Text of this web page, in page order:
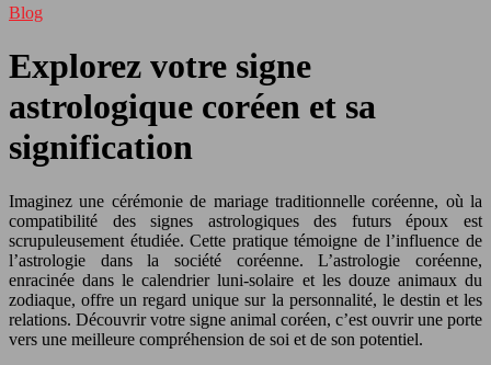
Blog
Explorez votre signe
astrologique coréen et sa
signification
Imaginez une cérémonie de mariage traditionnelle coréenne, où la
compatibilité des signes astrologiques des futurs époux est
scrupuleusement étudiée. Cette pratique témoigne de l’influence de
l’astrologie dans la société coréenne. L’astrologie coréenne,
enracinée dans le calendrier luni-solaire et les douze animaux du
zodiaque, offre un regard unique sur la personnalité, le destin et les
relations. Découvrir votre signe animal coréen, c’est ouvrir une porte
vers une meilleure compréhension de soi et de son potentiel.